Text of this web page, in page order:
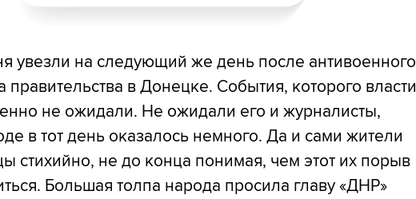
увезли на следующий же день после антивоенного
правительства в Донецке. События, которого власти
не ожидали. Не ожидали его и журналисты,
в тот день оказалось немного. Да и сами жители
стихийно, не до конца понимая, чем этот их порыв
Большая толпа народа просила главу «ДНР»